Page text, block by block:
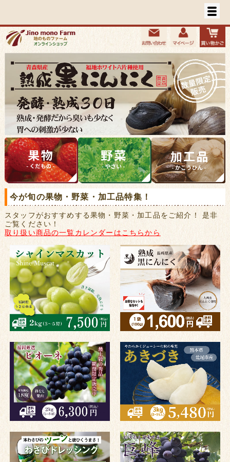
今が旬の果物・野菜・加工品特集！
スタッフがおすすめする果物・野菜・加工品をご紹介！ 是非
ご覧ください！
取り扱い商品の一覧カレンダーはこちらから